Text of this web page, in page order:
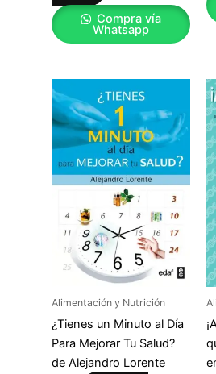
Compra vía
Whatsapp
Alimentación y Nutrición
¿Tienes un Minuto al Día
Para Mejorar Tu Salud?
de Alejandro Lorente